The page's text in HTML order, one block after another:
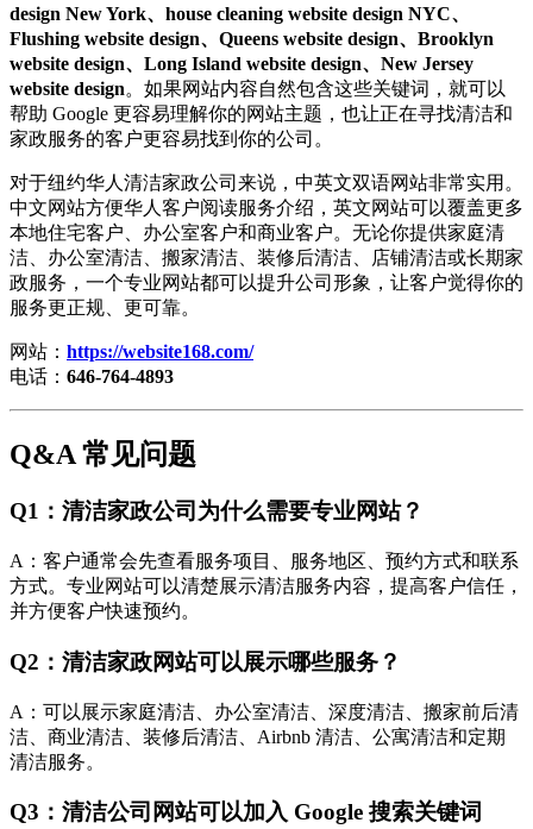
design New York、house cleaning website design NYC、
Flushing website design、Queens website design、Brooklyn
website design、Long Island website design、New Jersey
website design。如果网站内容自然包含这些关键词，就可以
帮助 Google 更容易理解你的网站主题，也让正在寻找清洁和
家政服务的客户更容易找到你的公司。
对于纽约华人清洁家政公司来说，中英文双语网站非常实用。
中文网站方便华人客户阅读服务介绍，英文网站可以覆盖更多
本地住宅客户、办公室客户和商业客户。无论你提供家庭清
洁、办公室清洁、搬家清洁、装修后清洁、店铺清洁或长期家
政服务，一个专业网站都可以提升公司形象，让客户觉得你的
服务更正规、更可靠。
网站： https://website168.com/
电话： 646-764-4893
Q&A 常见问题
Q1：清洁家政公司为什么需要专业网站？
A：客户通常会先查看服务项目、服务地区、预约方式和联系
方式。专业网站可以清楚展示清洁服务内容，提高客户信任，
并方便客户快速预约。
Q2：清洁家政网站可以展示哪些服务？
A：可以展示家庭清洁、办公室清洁、深度清洁、搬家前后清
洁、商业清洁、装修后清洁、Airbnb 清洁、公寓清洁和定期
清洁服务。
Q3：清洁公司网站可以加入 Google 搜索关键词